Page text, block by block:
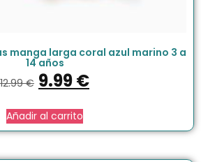
manga larga coral azul marino 3 a
14 años
12.99€ 9.99€
Añadir al carrito